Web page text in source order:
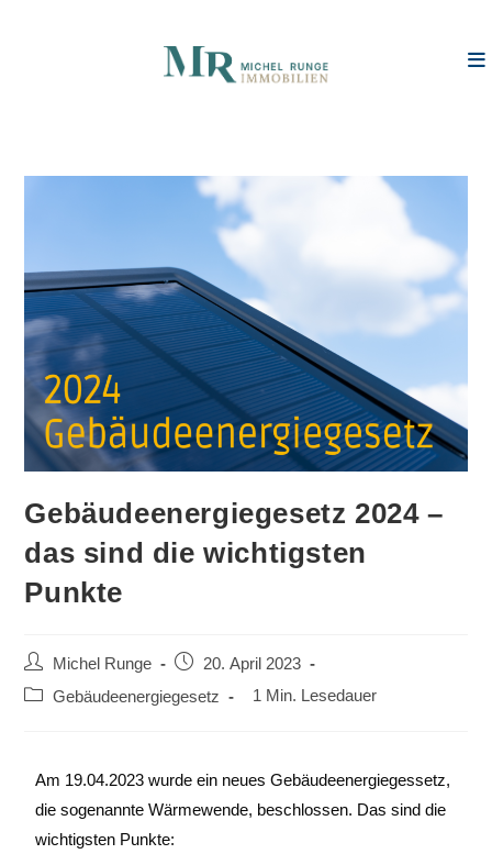
Gebäudeenergiegesetz 2024 –
das sind die wichtigsten
Punkte
Michel Runge
20. April 2023
Gebäudeenergiegesetz
1 Min. Lesedauer
Am 19.04.2023 wurde ein neues Gebäudeenergiegessetz,
die sogenannte Wärmewende, beschlossen. Das sind die
wichtigsten Punkte: